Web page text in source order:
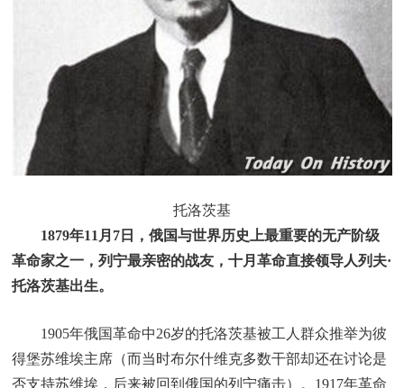
托洛茨基
1879年11月7日，俄国与世界历史上最重要的无产阶级
革命家之一，列宁最亲密的战友，十月革命直接领导人列夫·
托洛茨基出生。
1905年俄国革命中26岁的托洛茨基被工人群众推举为彼
得堡苏维埃主席（而当时布尔什维克多数干部却还在讨论是
否支持苏维埃，后来被回到俄国的列宁痛击）。1917年革命